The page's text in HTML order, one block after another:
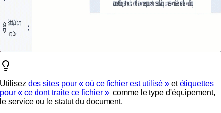
Utilisez des sites pour « où ce fichier est utilisé » et étiquettes
pour « ce dont traite ce fichier », comme le type d'équipement,
le service ou le statut du document.